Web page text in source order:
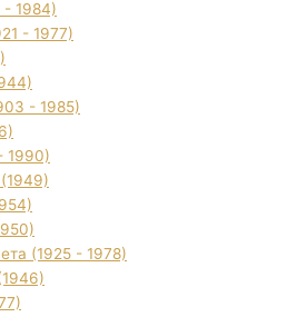
- 1984)
- 1977)
- 1985)
1990)
(1925 - 1978)